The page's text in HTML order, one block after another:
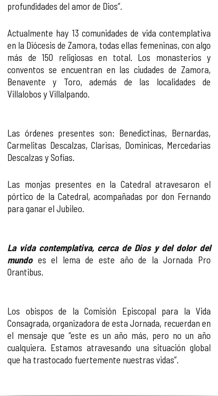
profundidades del amor de Dios”.
Actualmente hay 13 comunidades de vida contemplativa
en la Diócesis de Zamora, todas ellas femeninas, con algo
más de 150 religiosas en total. Los monasterios y
conventos se encuentran en las ciudades de Zamora,
Benavente y Toro, además de las localidades de
Villalobos y Villalpando.
Las órdenes presentes son: Benedictinas, Bernardas,
Carmelitas Descalzas, Clarisas, Dominicas, Mercedarias
Descalzas y Sofías.
Las monjas presentes en la Catedral atravesaron el
pórtico de la Catedral, acompañadas por don Fernando
para ganar el Jubileo.
La vida contemplativa, cerca de Dios y del dolor del
mundoes el lema de este año de la Jornada Pro
Orantibus.
Los obispos de la Comisión Episcopal para la Vida
Consagrada, organizadora de esta Jornada, recuerdan en
el mensaje que “este es un año más, pero no un año
cualquiera. Estamos atravesando una situación global
que ha trastocado fuertemente nuestras vidas”.